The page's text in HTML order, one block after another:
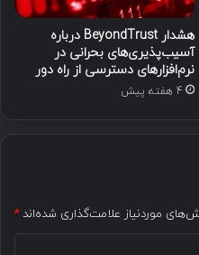
هشدار BeyondTrust درباره
آسیب‌پذیری‌های بحرانی در
نرم‌افزارهای دسترسی از راه دور
4 هفته پیش
موردنیاز علامت‌گذاری شده‌اند*